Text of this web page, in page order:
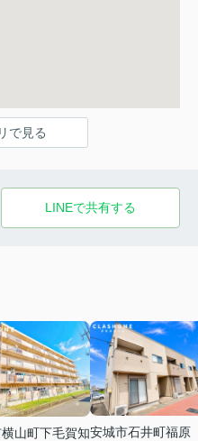
で見る
LINEで共有する
山町下毛賀知安城市石井町福原